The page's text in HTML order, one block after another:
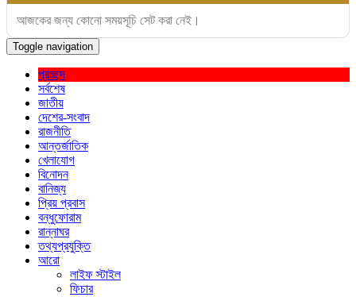
আজকের জন্য কোনো সময়সূচি সেট করা নেই।
Toggle navigation
প্রচ্ছদ
সর্বশেষ
জাতীয়
দেশের-সংবাদ
রাজনীতি
আন্তর্জাতিক
খেলাযোগ
বিনোদন
বানিজ্য
প্রিয় প্রবাস
বন্ধুফোরাম
রান্নাঘর
তথ্যপ্রযুক্তি
আরো
লাইফ স্টাইল
ফিচার